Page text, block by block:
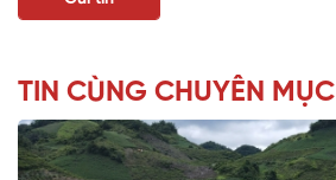
TIN CÙNG CHUYÊN MỤC